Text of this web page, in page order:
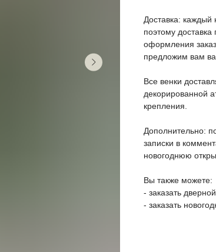
Доставка: каждый
поэтому
оформления
предложим вам
Все венки
декорированной
крепления.
Дополнительно:
записки в
новогоднюю
Вы также можете:
- заказать
- заказать